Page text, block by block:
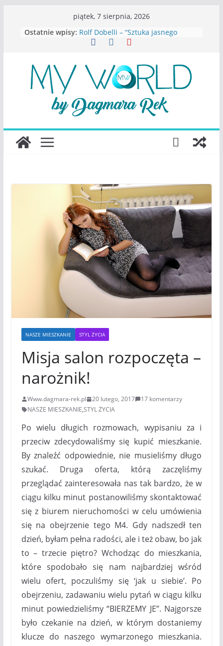
piątek, 7 sierpnia, 2026
Ostatnie wpisy: S.Wynn-Williams – “Bezwzględni. O
władzy, chciwości i upadku ideałów
Rolf Dobelli – “Sztuka jasnego
myślenia”
Beata Tetkowska – “Dziewczyny
Konstancina. Sekrety seksbiznesu”
Katarzyna Lewandowicz – Zanim
straciliśmy siebie
Judith Joseph – “Wysoko
NASZE MIESZKANIE STYL ŻYCIA
Misja salon rozpoczęta –
narożnik!
Www.dagmara-rek.pl 20 lutego, 2017
17 komentarzy
NASZE MIESZKANIE,STYL ŻYCIA
Po wielu długich rozmowach, wypisaniu za i
przeciw zdecydowaliśmy się kupić mieszkanie.
By znaleźć odpowiednie, nie musieliśmy długo
szukać. Druga oferta, którą zaczęliśmy
przeglądać zainteresowała nas tak bardzo, że w
ciągu kilku minut postanowiliśmy skontaktować
się z biurem nieruchomości w celu umówienia
się na obejrzenie tego M4. Gdy nadszedł ten
dzień, byłam pełna radości, ale i też obaw, bo jak
to – trzecie piętro? Wchodząc do mieszkania,
które spodobało się nam najbardziej wśród
wielu ofert, poczuliśmy się ‘jak u siebie’. Po
obejrzeniu, zadawaniu wielu pytań w ciągu kilku
minut powiedzieliśmy “BIERZEMY JE”. Najgorsze
było czekanie na dzień, w którym dostaniemy
klucze do naszego wymarzonego mieszkania.